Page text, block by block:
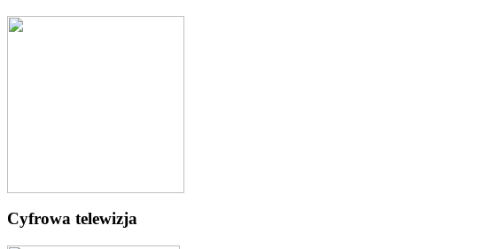
Cyfrowa telewizja